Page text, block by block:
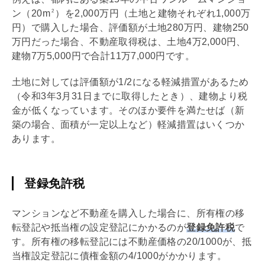
ン（20m 2 ）を2,000万円（土地と建物それぞれ1,000万
円）で購入した場合、評価額が土地280万円、建物250
万円だった場合、不動産取得税は、土地4万2,000円、
建物7万5,000円で合計11万7,000円です。
土地に対しては評価額が1/2になる軽減措置があるため
（令和3年3月31日までに取得したとき）、建物より税
金が低くなっています。そのほか要件を満たせば（新
築の場合、面積が一定以上など）軽減措置はいくつか
あります。
登録免許税
マンションなど不動産を購入した場合に、所有権の移
転登記や抵当権の設定登記にかかるのが登録免許税で
す。所有権の移転登記には不動産価格の20/1000が、 抵
当権設定登記に債権金額の4/1000がかかります。